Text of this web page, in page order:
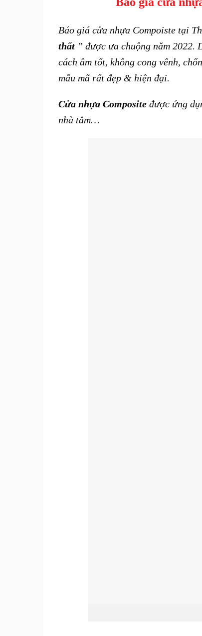
Báo giá cửa nhựa Compoiste tại
thất ” được ưa chuộng năm 2022.
cách âm tốt, không cong vênh,
mẫu mã rất đẹp & hiện đại.
Cửa nhựa Composite được ứng
nhà tắm…